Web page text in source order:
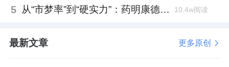
132套；
5 从“市梦率”到“硬实力”：药明康德如何用业绩填平2021年估值鸿沟？ 10.4w阅读
最新文章 更多原创